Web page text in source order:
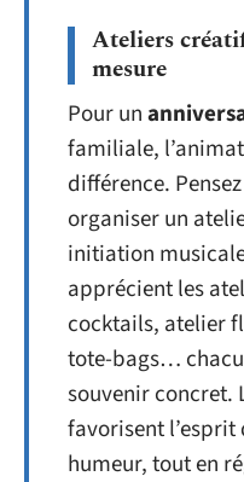
Ateliers
mesure
Pour un
familiale,
différence.
organiser un
initiation
apprécient les
cocktails, atelier
tote-bags…
souvenir concret.
favorisent l’esprit
humeur, tout en